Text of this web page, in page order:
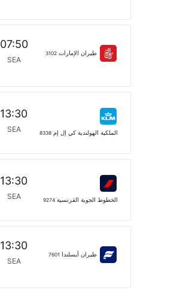
طيران الإمارات 3102
07:50
SEA
الملكية الهولندية كي إل إم 8338
13:30
SEA
الخطوط الجوية الفرنسية 9274
13:30
SEA
طيران أيسلندا 7601
13:30
SEA